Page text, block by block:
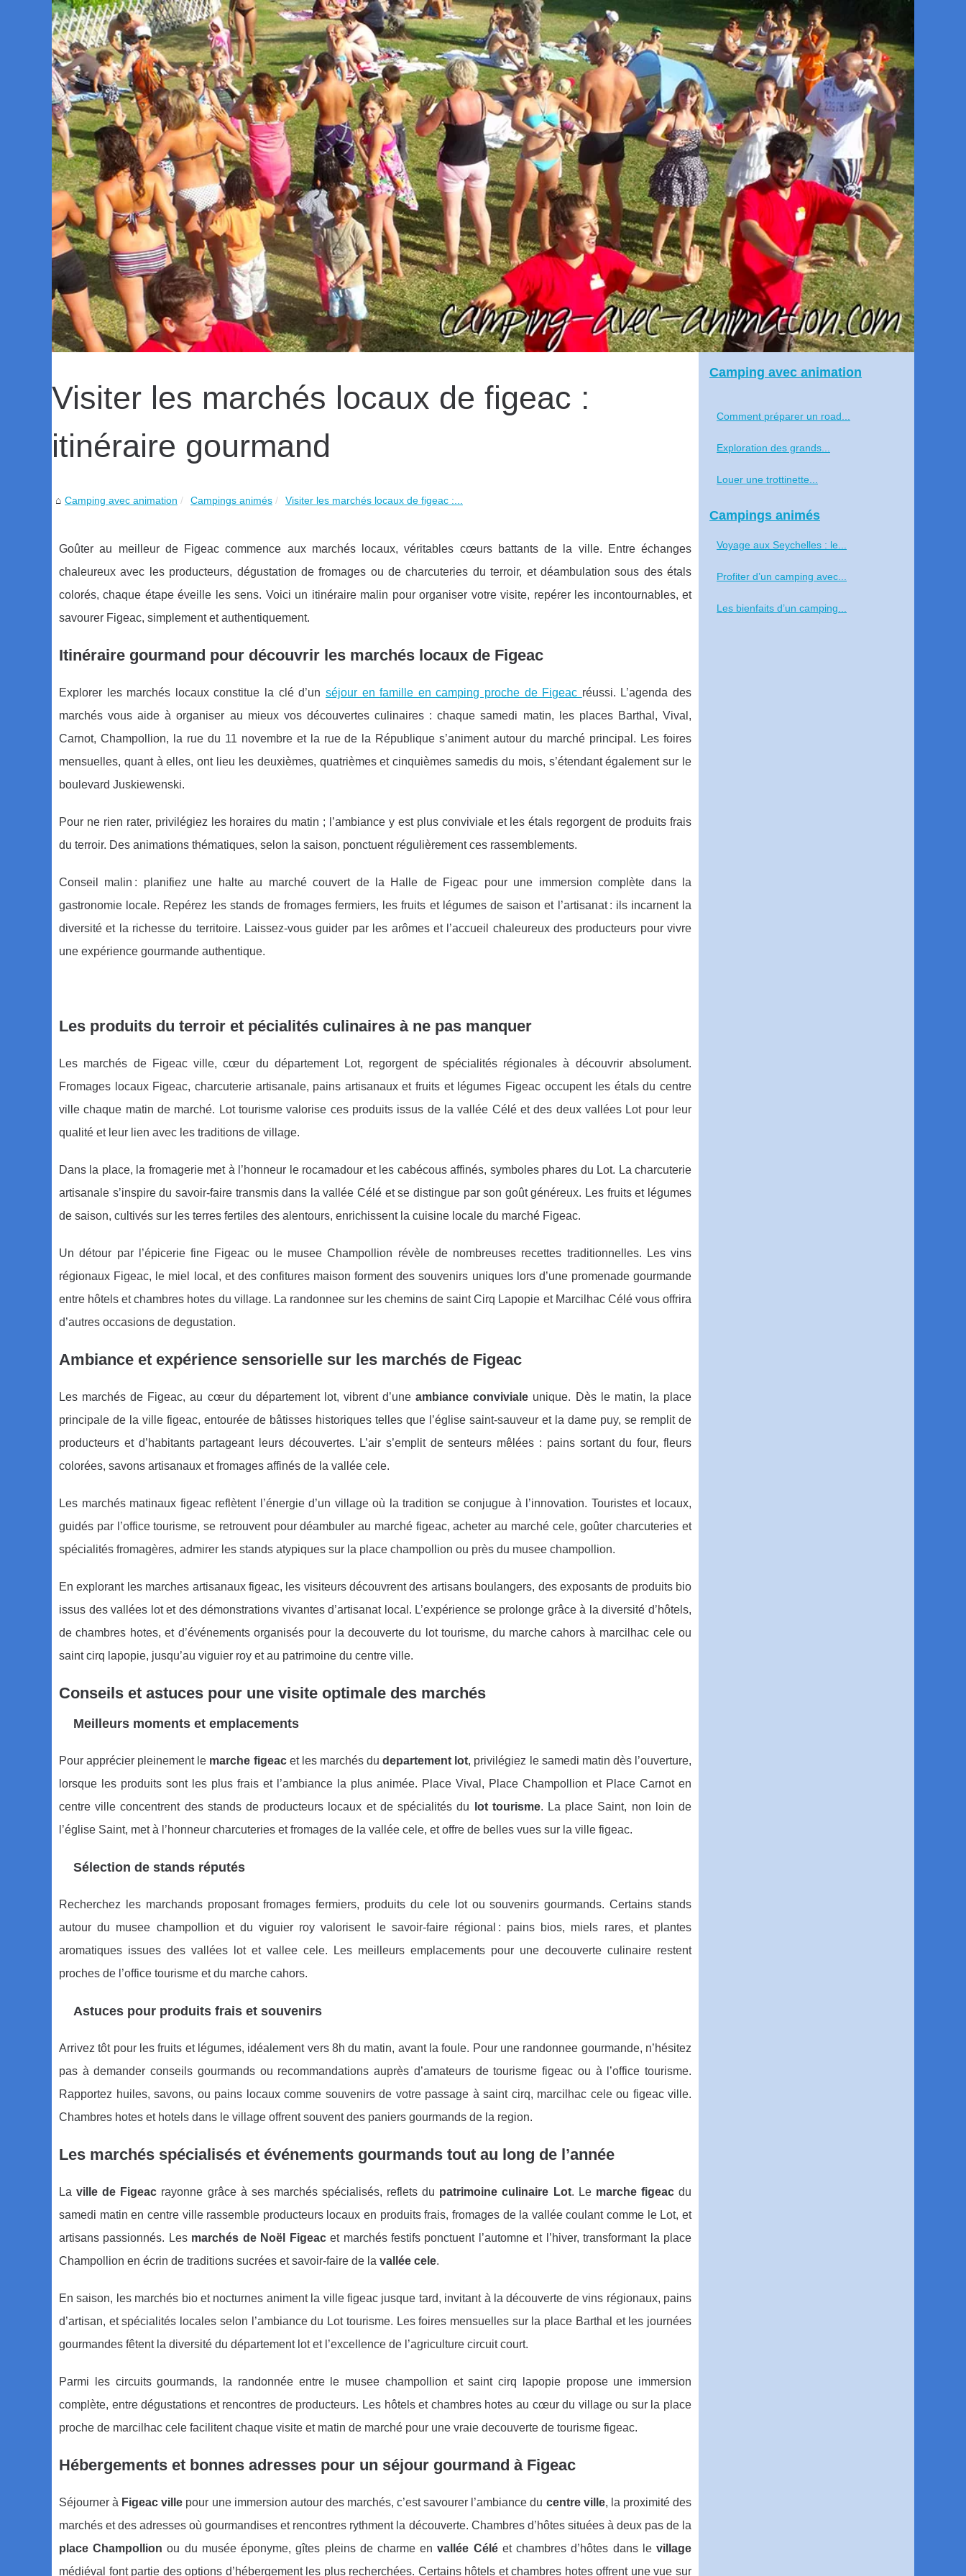
Visiter les marchés locaux de figeac :
itinéraire gourmand
Camping avec animation Campings animés Visiter les marchés locaux de figeac :...
Goûter au meilleur de Figeac commence aux marchés locaux, véritables cœurs battants de la ville. Entre échanges
chaleureux avec les producteurs, dégustation de fromages ou de charcuteries du terroir, et déambulation sous des étals
colorés, chaque étape éveille les sens. Voici un itinéraire malin pour organiser votre visite, repérer les incontournables, et
savourer Figeac, simplement et authentiquement.
Itinéraire gourmand pour découvrir les marchés locaux de Figeac
Explorer les marchés locaux constitue la clé d’un séjour en famille en camping proche de Figeac réussi. L’agenda des
marchés vous aide à organiser au mieux vos découvertes culinaires : chaque samedi matin, les places Barthal, Vival,
Carnot, Champollion, la rue du 11 novembre et la rue de la République s’animent autour du marché principal. Les foires
mensuelles, quant à elles, ont lieu les deuxièmes, quatrièmes et cinquièmes samedis du mois, s’étendant également sur le
boulevard Juskiewenski.
Pour ne rien rater, privilégiez les horaires du matin ; l’ambiance y est plus conviviale et les étals regorgent de produits frais
du terroir. Des animations thématiques, selon la saison, ponctuent régulièrement ces rassemblements.
Conseil malin : planifiez une halte au marché couvert de la Halle de Figeac pour une immersion complète dans la
gastronomie locale. Repérez les stands de fromages fermiers, les fruits et légumes de saison et l’artisanat : ils incarnent la
diversité et la richesse du territoire. Laissez-vous guider par les arômes et l’accueil chaleureux des producteurs pour vivre
une expérience gourmande authentique.
Les produits du terroir et pécialités culinaires à ne pas manquer
Les marchés de Figeac ville, cœur du département Lot, regorgent de spécialités régionales à découvrir absolument.
Fromages locaux Figeac, charcuterie artisanale, pains artisanaux et fruits et légumes Figeac occupent les étals du centre
ville chaque matin de marché. Lot tourisme valorise ces produits issus de la vallée Célé et des deux vallées Lot pour leur
qualité et leur lien avec les traditions de village.
Dans la place, la fromagerie met à l’honneur le rocamadour et les cabécous affinés, symboles phares du Lot. La charcuterie
artisanale s’inspire du savoir-faire transmis dans la vallée Célé et se distingue par son goût généreux. Les fruits et légumes
de saison, cultivés sur les terres fertiles des alentours, enrichissent la cuisine locale du marché Figeac.
Un détour par l’épicerie fine Figeac ou le musee Champollion révèle de nombreuses recettes traditionnelles. Les vins
régionaux Figeac, le miel local, et des confitures maison forment des souvenirs uniques lors d’une promenade gourmande
entre hôtels et chambres hotes du village. La randonnee sur les chemins de saint Cirq Lapopie et Marcilhac Célé vous offrira
d’autres occasions de degustation.
Ambiance et expérience sensorielle sur les marchés de Figeac
Les marchés de Figeac, au cœur du département lot, vibrent d’uneambiance conviviale unique. Dès le matin, la place
principale de la ville figeac, entourée de bâtisses historiques telles que l’église saint-sauveur et la dame puy, se remplit de
producteurs et d’habitants partageant leurs découvertes. L’air s’emplit de senteurs mêlées : pains sortant du four, fleurs
colorées, savons artisanaux et fromages affinés de la vallée cele.
Les marchés matinaux figeac reflètent l’énergie d’un village où la tradition se conjugue à l’innovation. Touristes et locaux,
guidés par l’office tourisme, se retrouvent pour déambuler au marché figeac, acheter au marché cele, goûter charcuteries et
spécialités fromagères, admirer les stands atypiques sur la place champollion ou près du musee champollion.
En explorant les marches artisanaux figeac, les visiteurs découvrent des artisans boulangers, des exposants de produits bio
issus des vallées lot et des démonstrations vivantes d’artisanat local. L’expérience se prolonge grâce à la diversité d’hôtels,
de chambres hotes, et d’événements organisés pour la decouverte du lot tourisme, du marche cahors à marcilhac cele ou
saint cirq lapopie, jusqu’au viguier roy et au patrimoine du centre ville.
Conseils et astuces pour une visite optimale des marchés
Meilleurs moments et emplacements
Pour apprécier pleinement le marche figeacet les marchés dudepartement lot, privilégiez le samedi matin dès l’ouverture,
lorsque les produits sont les plus frais et l’ambiance la plus animée. Place Vival, Place Champollion et Place Carnot en
centre ville concentrent des stands de producteurs locaux et de spécialités du
lot tourisme. La place Saint, non loin de
l’église Saint, met à l’honneur charcuteries et fromages de la vallée cele, et offre de belles vues sur la ville figeac.
Sélection de stands réputés
Recherchez les marchands proposant fromages fermiers, produits du cele lot ou souvenirs gourmands. Certains stands
autour du musee champollion et du viguier roy valorisent le savoir-faire régional : pains bios, miels rares, et plantes
aromatiques issues des vallées lot et vallee cele. Les meilleurs emplacements pour une decouverte culinaire restent
proches de l’office tourisme et du marche cahors.
Astuces pour produits frais et souvenirs
Arrivez tôt pour les fruits et légumes, idéalement vers 8h du matin, avant la foule. Pour une randonnee gourmande, n’hésitez
pas à demander conseils gourmands ou recommandations auprès d’amateurs de tourisme figeac ou à l’office tourisme.
Rapportez huiles, savons, ou pains locaux comme souvenirs de votre passage à saint cirq, marcilhac cele ou figeac ville.
Chambres hotes et hotels dans le village offrent souvent des paniers gourmands de la region.
Les marchés spécialisés et événements gourmands tout au long de l’année
Laville de Figeac rayonne grâce à ses marchés spécialisés, reflets du patrimoine culinaire Lot. Le marche figeacdu
samedi matin en centre ville rassemble producteurs locaux en produits frais, fromages de la vallée coulant comme le Lot, et
artisans passionnés. Les marchés de Noël Figeacet marchés festifs ponctuent l’automne et l’hiver, transformant la place
Champollion en écrin de traditions sucrées et savoir-faire de la vallée cele.
En saison, les marchés bio et nocturnes animent la ville figeac jusque tard, invitant à la découverte de vins régionaux, pains
d’artisan, et spécialités locales selon l’ambiance du Lot tourisme. Les foires mensuelles sur la place Barthal et les journées
gourmandes fêtent la diversité du département lot et l’excellence de l’agriculture circuit court.
Parmi les circuits gourmands, la randonnée entre le musee champollion et saint cirq lapopie propose une immersion
complète, entre dégustations et rencontres de producteurs. Les hôtels et chambres hotes au cœur du village ou sur la place
proche de marcilhac cele facilitent chaque visite et matin de marché pour une vraie decouverte de tourisme figeac.
Hébergements et bonnes adresses pour un séjour gourmand à Figeac
Séjourner à Figeac ville pour une immersion autour des marchés, c’est savourer l’ambiance du centre ville, la proximité des
marchés et des adresses où gourmandises et rencontres rythment la découverte. Chambres d’hôtes situées à deux pas de la
place Champollion ou du musée éponyme, gîtes pleins de charme envallée Céléet chambres d’hôtes dans levillage
médiéval font partie des options d’hébergement les plus recherchées. Certains hôtels et chambres hotes offrent une vue sur
Camping avec animation
Comment préparer un road...
Exploration des grands...
Louer une trottinette...
Campings animés
Voyage aux Seychelles : le...
Profiter d’un camping avec...
Les bienfaits d’un camping...